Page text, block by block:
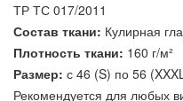
ТР ТС 017/2011
Состав ткани: Кулирная
Плотность ткани: 160 г/м²
Размер: с 46 (S) по 56
Рекомендуется для любых